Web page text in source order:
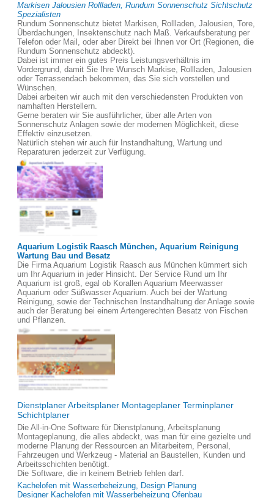
Markisen Jalousien Rollladen, Rundum Sonnenschutz Sichtschutz
Spezialisten
Rundum Sonnenschutz bietet Markisen, Rollladen, Jalousien, Tore,
Überdachungen, Insektenschutz nach Maß. Verkaufsberatung per
Telefon oder Mail, oder aber Direkt bei Ihnen vor Ort (Regionen, die
Rundum Sonnenschutz abdeckt).
Dabei ist immer ein gutes Preis Leistungsverhältnis im
Vordergrund, damit Sie Ihre Wunsch Markise, Rollladen, Jalousien
oder Terrassendach bekommen, das Sie sich vorstellen und
Wünschen.
Dabei arbeiten wir auch mit den verschiedensten Produkten von
namhaften Herstellern.
Gerne beraten wir Sie ausführlicher, über alle Arten von
Sonnenschutz Anlagen sowie der modernen Möglichkeit, diese
Effektiv einzusetzen.
Natürlich stehen wir auch für Instandhaltung, Wartung und
Reparaturen jederzeit zur Verfügung.
Aquarium Logistik Raasch München, Aquarium Reinigung
Wartung Bau und Besatz
Die Firma Aquarium Logistik Raasch aus München kümmert sich
um Ihr Aquarium in jeder Hinsicht. Der Service Rund um Ihr
Aquarium ist groß, egal ob Korallen Aquarium Meerwasser
Aquarium oder Süßwasser Aquarium. Auch bei der Wartung
Reinigung, sowie der Technischen Instandhaltung der Anlage sowie
auch der Beratung bei einem Artengerechten Besatz von Fischen
und Pflanzen.
Dienstplaner Arbeitsplaner Montageplaner Terminplaner
Schichtplaner
Die All-in-One Software für Dienstplanung, Arbeitsplanung
Montageplanung, die alles abdeckt, was man für eine gezielte und
moderne Planung der Ressourcen an Mitarbeitern, Personal,
Fahrzeugen und Werkzeug - Material an Baustellen, Kunden und
Arbeitsschichten benötigt.
Die Software, die in keinem Betrieb fehlen darf.
Kachelofen mit Wasserbeheizung, Design Planung
Designer Kachelofen mit Wasserbeheizung Ofenbau